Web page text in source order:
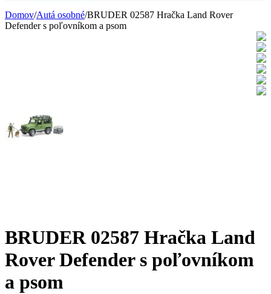
Domov/Autá osobné/BRUDER 02587 Hračka Land Rover
Defender s poľovníkom a psom
BRUDER 02587 Hračka Land
Rover Defender s poľovníkom
a psom